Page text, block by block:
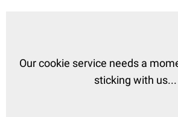
Our cookie service needs a
sticking with us...